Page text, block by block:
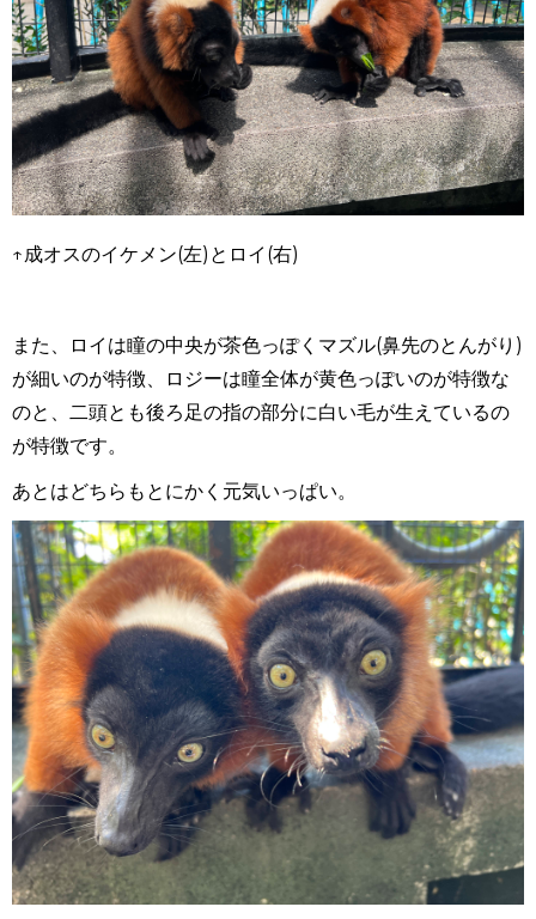
↑成オスのイケメン(左)とロイ(右)
また、ロイは瞳の中央が茶色っぽくマズル(鼻先のとんがり )
が細いのが特徴、ロジーは瞳全体が黄色っぽいのが特徴な
のと、二頭とも後ろ足の指の部分に白い毛が生えているの
が特徴です。
あとはどちらもとにかく元気いっぱい。